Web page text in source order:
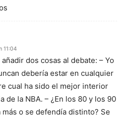
11:04
dos cosas al debate: – Yo
debería estar en cualquier
cual ha sido el mejor interior
de la NBA. – ¿En los 80 y los 90
más o se defendía distinto? Se